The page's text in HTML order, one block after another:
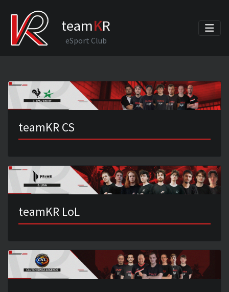
teamKR
eSport Club
teamKR CS
teamKR LoL